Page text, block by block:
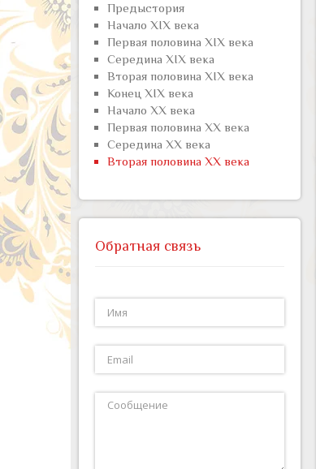
Предыстория
Начало XIX века
Первая половина XIX века
Середина XIX века
Вторая половина XIX века
Конец XIX века
Начало XX века
Первая половина XX века
Середина XX века
Вторая половина XX века
Обратная связь